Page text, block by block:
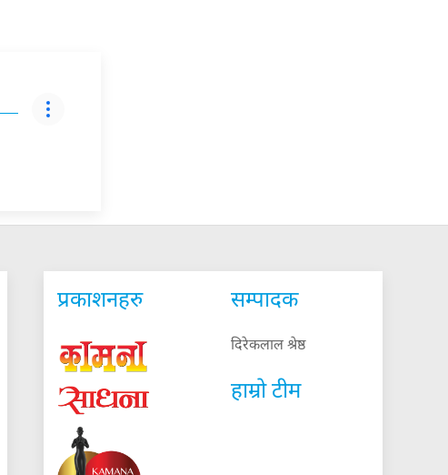
प्रकाशनहरु सम्पादक
दिरेकलाल श्रेष्ठ
हाम्रो टीम